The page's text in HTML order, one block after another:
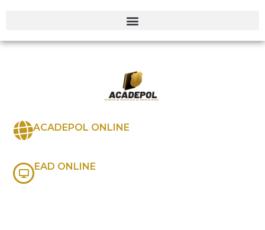
ACADEPOL ONLINE
EAD ONLINE